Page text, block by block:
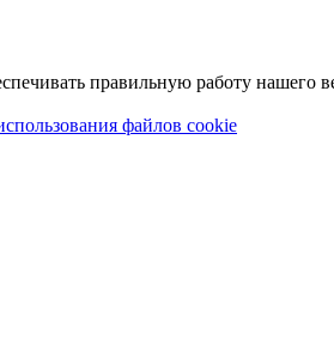
правильную работу нашего
файлов cookie